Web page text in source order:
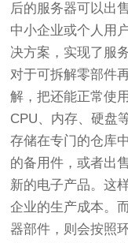
后的服务器可以出
中小企业或个人用
决方案，实现了服
对于可拆解零部件
解，把还能正常使
CPU、内存、硬盘
存储在专门的仓库
的备用件，或者出
新的电子产品。这
企业的生产成本。
器部件，则会按照